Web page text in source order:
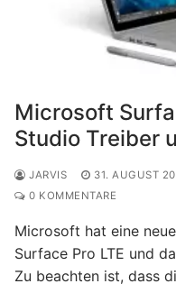
Microsoft
Studio Treiber
JARVIS 31. AUGUST
0 KOMMENTARE
Microsoft hat eine
Surface Pro LTE und
Zu beachten ist, dass